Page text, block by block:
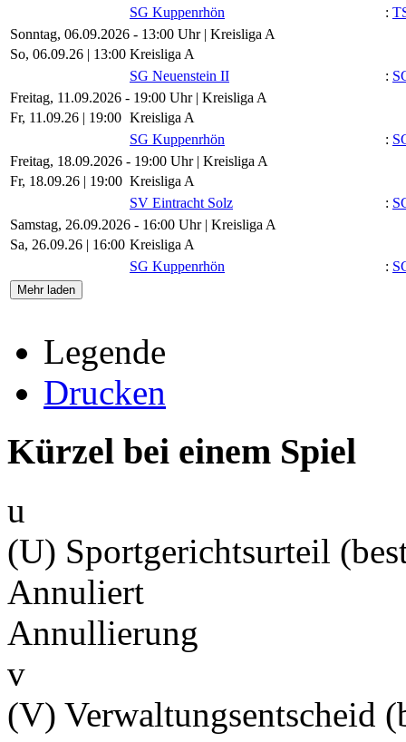
SG Kuppenrhön
:
Sonntag, 06.09.2026 - 13:00 Uhr | Kreisliga A
So, 06.09.26 | 13:00 Kreisliga A
SG Neuenstein II
:
Freitag, 11.09.2026 - 19:00 Uhr | Kreisliga A
Fr, 11.09.26 | 19:00 Kreisliga A
SG Kuppenrhön
:
Freitag, 18.09.2026 - 19:00 Uhr | Kreisliga A
Fr, 18.09.26 | 19:00 Kreisliga A
SV Eintracht Solz
:
Samstag, 26.09.2026 - 16:00 Uhr | Kreisliga A
Sa, 26.09.26 | 16:00 Kreisliga A
SG Kuppenrhön
:
Mehr laden
Legende
Drucken
Kürzel bei einem Spiel
u
(U) Sportgerichtsurteil
Annuliert
Annullierung
v
(V) Verwaltungsentscheid